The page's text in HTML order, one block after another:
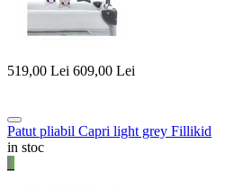
519,00 Lei 609,00 Lei
Patut pliabil Capri light grey Fillikid
in stoc